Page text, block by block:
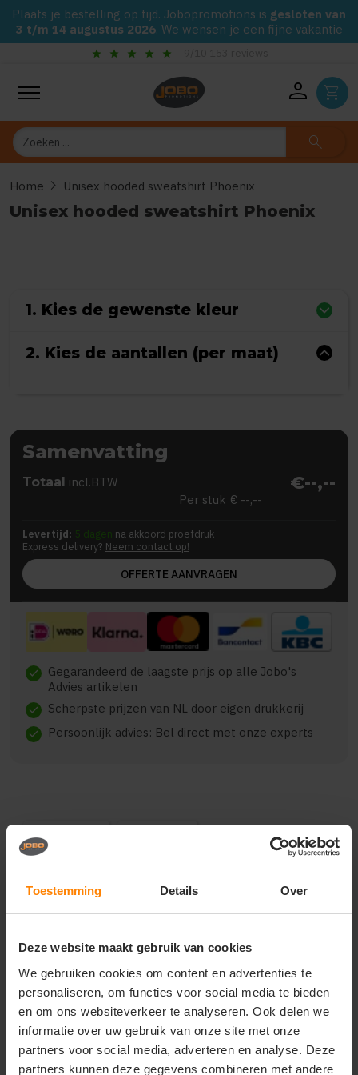
Toestemming Details Over
Deze website maakt gebruik van cookies
We gebruiken cookies om content en advertenties te
personaliseren, om functies voor social media te bieden
en om ons websiteverkeer te analyseren. Ook delen we
informatie over uw gebruik van onze site met onze
partners voor social media, adverteren en analyse. Deze
partners kunnen deze gegevens combineren met andere
Plaats je bestelling op tijd. Jobopromotions is gesloten van
3 t/m 14 augustus 2026. We wensen je een fijne vakantie
star star star star star
person shopping_cart
Zoeken search
Home chevron_right Unisex hooded sweatshirt Phoenix
Unisex hooded sweatshirt Phoenix
1. Kies de gewenste kleur
2. Kies de aantallen (per maat)
Samenvatting
Totaal incl.BTW €--,--
Per stuk € --,--
Levertijd: 5 dagen na akkoord proefdruk
Express delivery? Neem contact op!
OFFERTE AANVRAGEN
check Gegarandeerd de laagste prijs op alle Jobo's
Advies artikelen
check Scherpste prijzen van NL door eigen drukkerij
check Persoonlijk advies: Bel direct met onze experts
Beschrijving
{"qty":56,"clr":"Royal Blue","szs":
{"pp":"Achterzijde","pt":"Bedrukking","ct":"Vier of
meer kleuren"},
{"pp":"Linkermouw","pt":"Bedrukking","ct":"E\u00e9n
kleur"},
{"pp":"Rechtermouw","pt":"Bedrukking","ct":"E\u00e9n
kleur"}]}